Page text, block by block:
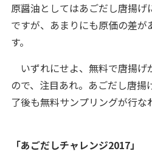
原醤油としてはあごだし唐揚げ
ですが、あまりにも原価の差が
す。
いずれにせよ、無料で唐揚げ
ので、注目あれ。あごだし唐
了後も無料サンプリングが行な
「あごだしチャレンジ2017」